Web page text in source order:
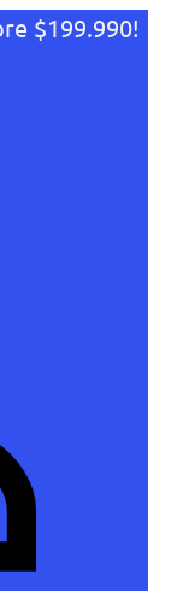
$199.990!